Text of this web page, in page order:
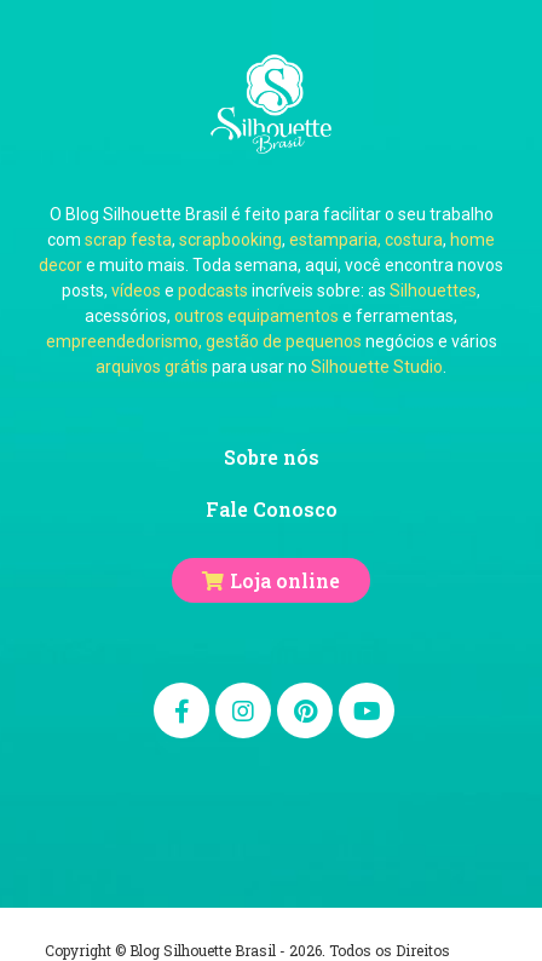
Carla Eschberger
Carol Pessoa
Ju Mirthes
O Blog Silhouette Brasil é feito para facilitar o seu trabalho
com scrap festa, scrapbooking, estamparia, costura, home
decore muito mais. Toda semana, aqui, você encontra novos
posts, vídeos e podcasts incríveis sobre: as Silhouettes,
acessórios, outros equipamentos e ferramentas,
empreendedorismo, gestão de pequenos negócios e vários
arquivos grátis para usar no Silhouette Studio
Sobre nós
Fale Conosco
Loja online
Copyright © Blog Silhouette Brasil - 2026. Todos os Direitos